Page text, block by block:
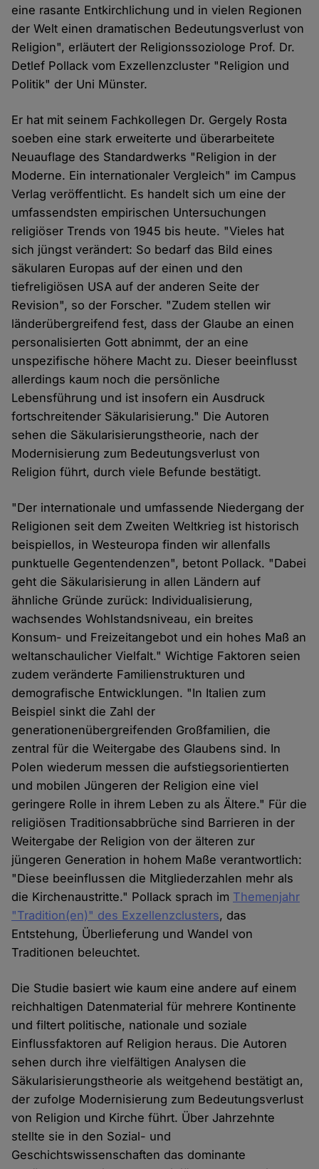
eine rasante Entkirchlichung und in vielen Regionen
der Welt einen dramatischen Bedeutungsverlust von
Religion", erläutert der Religionssoziologe Prof. Dr.
Detlef Pollack vom Exzellenzcluster "Religion und
Politik" der Uni Münster.
Er hat mit seinem Fachkollegen Dr. Gergely Rosta
soeben eine stark erweiterte und überarbeitete
Neuauflage des Standardwerks "Religion in der
Moderne. Ein internationaler Vergleich" im Campus
Verlag veröffentlicht. Es handelt sich um eine der
umfassendsten empirischen Untersuchungen
religiöser Trends von 1945 bis heute. "Vieles hat
sich jüngst verändert: So bedarf das Bild eines
säkularen Europas auf der einen und den
tiefreligiösen USA auf der anderen Seite der
Revision", so der Forscher. "Zudem stellen wir
länderübergreifend fest, dass der Glaube an einen
personalisierten Gott abnimmt, der an eine
unspezifische höhere Macht zu. Dieser beeinflusst
allerdings kaum noch die persönliche
Lebensführung und ist insofern ein Ausdruck
fortschreitender Säkularisierung." Die Autoren
sehen die Säkularisierungstheorie, nach der
Modernisierung zum Bedeutungsverlust von
Religion führt, durch viele Befunde bestätigt.
"Der internationale und umfassende Niedergang der
Religionen seit dem Zweiten Weltkrieg ist historisch
beispiellos, in Westeuropa finden wir allenfalls
punktuelle Gegentendenzen", betont Pollack. "Dabei
geht die Säkularisierung in allen Ländern auf
ähnliche Gründe zurück: Individualisierung,
wachsendes Wohlstandsniveau, ein breites
Konsum- und Freizeitangebot und ein hohes Maß an
weltanschaulicher Vielfalt." Wichtige Faktoren seien
zudem veränderte Familienstrukturen und
demografische Entwicklungen. "In Italien zum
Beispiel sinkt die Zahl der
generationenübergreifenden Großfamilien, die
zentral für die Weitergabe des Glaubens sind. In
Polen wiederum messen die aufstiegsorientierten
und mobilen Jüngeren der Religion eine viel
geringere Rolle in ihrem Leben zu als Ältere." Für die
religiösen Traditionsabbrüche sind Barrieren in der
Weitergabe der Religion von der älteren zur
jüngeren Generation in hohem Maße verantwortlich:
"Diese beeinflussen die Mitgliederzahlen mehr als
die Kirchenaustritte." Pollack sprach im Themenjahr
"Tradition(en)" des Exzellenzclusters, das
Entstehung, Überlieferung und Wandel von
Traditionen beleuchtet.
Die Studie basiert wie kaum eine andere auf einem
reichhaltigen Datenmaterial für mehrere Kontinente
und filtert politische, nationale und soziale
Einflussfaktoren auf Religion heraus. Die Autoren
sehen durch ihre vielfältigen Analysen die
Säkularisierungstheorie als weitgehend bestätigt an,
der zufolge Modernisierung zum Bedeutungsverlust
von Religion und Kirche führt. Über Jahrzehnte
stellte sie in den Sozial- und
Geschichtswissenschaften das dominante